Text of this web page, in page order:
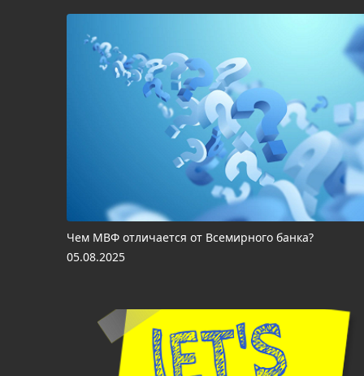
Чем МВФ отличается от Всемирного банка?
05.08.2025